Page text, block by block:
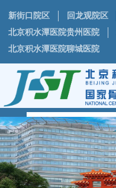
新街口院区 回龙观院区
北京积水潭医院贵州医院
北京积水潭医院聊城医院